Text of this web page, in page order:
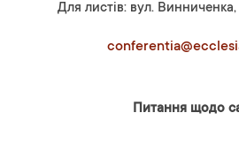
Для листів: вул.
Питання щодо